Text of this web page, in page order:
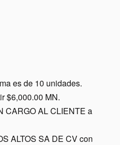
es de 10 unidades.
$6,000.00 MN.
CARGO AL CLIENTE a
ALTOS SA DE CV con